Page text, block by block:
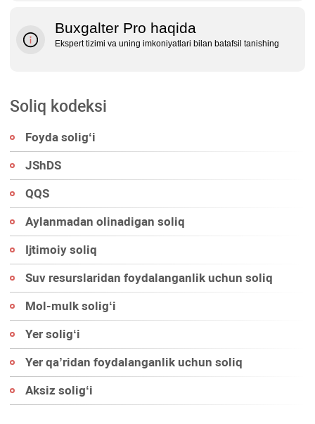
Buxgalter Pro haqida
Ekspert tizimi va uning imkoniyatlari bilan batafsil tanishing
Soliq kodeksi
Foyda soligʻi
JShDS
QQS
Aylanmadan olinadigan soliq
Ijtimoiy soliq
Suv resurslaridan foydalanganlik uchun soliq
Mol-mulk soligʻi
Yer soligʻi
Yer qa’ridan foydalanganlik uchun soliq
Aksiz soligʻi